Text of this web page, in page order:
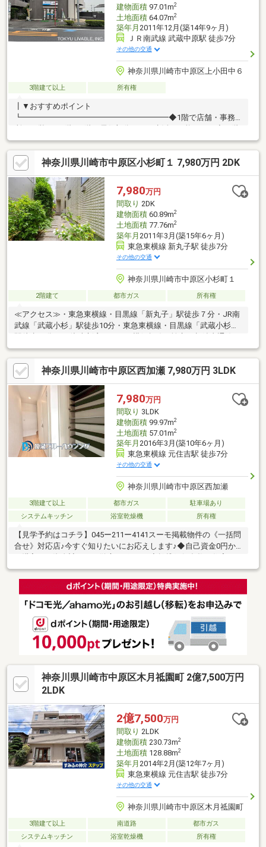
建物面積97.01m2
土地面積64.07m2
築年月 2011年12月(築14年9ヶ月)
ＪＲ南武線 武蔵中原駅 徒歩7分
その他の交通
神奈川県川崎市中原区上小田中６
3階建て以上 所有権
┃▼おすすめポイント
┗━━━━━━━━━━━━━━━━━━━◆1階で店舗・事務
を賃貸で貸し出し、２・３階を居住部分として賃貸併用住宅とし
て毎月の返済額を抑えることができます。◆全体を賃貸として、
投資をすることができます。◆角地のため、風通しが良好です。
◆南側道路のため、陽当たりが良好です。┃▼担当者からひと言
┗━━━━━━━━━━━━━━━━━━━大通りに面している
ため、視認性の良い立地にございます。居住用・賃貸併用住宅・
投資用としても検討ができます。ご興味がございましたら、お気
軽にご連絡ください
神奈川県川崎市中原区小杉町１ 7,980万円 2DK
7,980万円
間取り 2DK
建物面積60.89m2
土地面積77.76m2
築年月 2011年3月(築15年6ヶ月)
東急東横線 新丸子駅 徒歩7分
その他の交通
神奈川県川崎市中原区小杉町１
2階建て 都市ガス 所有権
≪アクセス≫・東急東横線・目黒線「新丸子」駅徒歩７分・JR南
武線「武蔵小杉」駅徒歩10分・東急東横線・目黒線「武蔵小杉」
駅徒歩10分・JR湘南新宿ライン・横須賀線・埼京・相鉄直通線
「武蔵小杉」駅徒歩17分≪物件の特徴≫・旭化成ホームズの注文
住宅・1階にトイレ、浴室、洗面所・全室収納あり・建物面積
60.89㎡・土地面積 77.76㎡※公簿／路地状部分：24.32㎡を含む
神奈川県川崎市中原区西加瀬 7,980万円 3LDK
7,980万円
間取り 3LDK
建物面積99.97m2
土地面積57.01m2
築年月 2016年3月(築10年6ヶ月)
東急東横線 元住吉駅 徒歩7分
その他の交通
神奈川県川崎市中原区西加瀬
3階建て以上 都市ガス
駐車場あり
システムキッチン
浴室乾燥機 所有権
【見学予約はコチラ】045ー211ー4141スーモ掲載物件の《一括問
合せ》対応店♪今すぐ知りたいにお応えします♪◆自己資金0円か
ーンのご相談もおまかせください♪◆ファイナンシャルプランナ
ー相談無料！支払計画もサポート♪◆車でご納得いくまで物件見
学！とことん比較検討♪◆ご自宅まで送迎！移動の心配は不要♪◆
チャイルドシート完備！小さなお子様とご一緒でも安心♪◆平日
【みなとみらい線「日本大通」駅 1分！】アクセス便利♪【ご見
学は「見学」ボタンをクリック】
神奈川県川崎市中原区木月祗園町 2億7,500万円
2LDK
2億7,500万円
間取り 2LDK
建物面積230.73m2
土地面積128.88m2
築年月 2014年2月(築12年7ヶ月)
東急東横線 元住吉駅 徒歩7分
その他の交通
神奈川県川崎市中原区木月祗園町
3階建て以上 南道路
都市ガス
システムキッチン
浴室乾燥機 所有権